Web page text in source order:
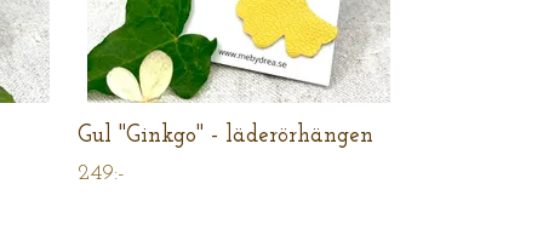
Gul "Ginkgo" - läderörhängen
249:-